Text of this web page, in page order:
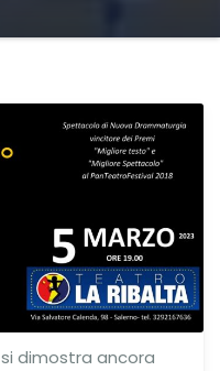
si dimostra ancora